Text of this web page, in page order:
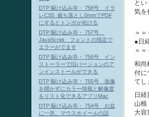
と
気を
＝
●日
＝
和尚
付に
てし
日
山根
大容
DTP 駆け込み寺・ 758号 イラ
レCS5_裁ち落とし0mmでPDF
にするとトンボが化ける
DTP 駆け込み寺・ 757号
JavaScript フォントの指定で
エラーがでます
DTP 駆け込み寺・ 756号 イン
ストーラーで旧バージョンのア
ンインストールができる
DTP 駆け込み寺・ 755号 画像
を開かずにカラー情報と解像度
をリスト化できるアプリMac
DTP 駆け込み寺・ 754号 お盆
に一息、マウスホイールの話